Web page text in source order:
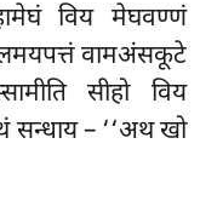
विय मेघवण्णं
वामअंसकूटे
सीहो विय
सन्धाय – ‘‘अथ खो